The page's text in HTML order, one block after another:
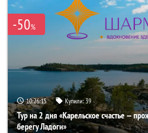
-50%
10:26:13 Купили:39
Тур на 2 дня «Карельское счастье —
берегу Ладоги»